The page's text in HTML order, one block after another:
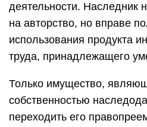
деятельности. Наследник
на авторство, но вправе
использования продукта
труда, принадлежащего
Только имущество,
собственностью
переходить его